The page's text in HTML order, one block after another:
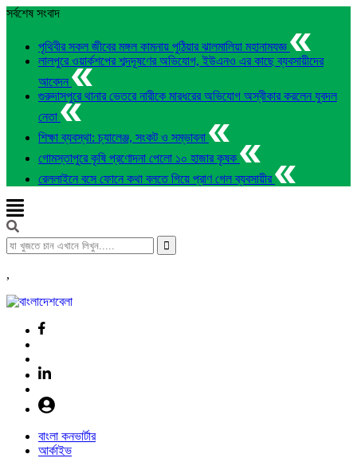
সর্বশেষ সংবাদ
পৃথিবীর সকল জীবের মঙ্গল কামনায় পুঠিয়ার ঝালমালিয়া মহানামযজ্ঞ
লালপুরে ওয়ার্কশপের শব্দদূষণের অভিযোগ, ইউএনও এর কাছে ব্যবসায়ীদের
আবেদন
গুরুদাসপুরে থানার ভেতরে নারীকে মারধরের অভিযোগ অস্বীকার করলেন যুবদল
নেতা
শিক্ষা ব্যবস্থা: চ্যালেঞ্জ, সংকট ও সম্ভাবনা
গোমস্তাপুরে কৃষি প্রণোদনা পেলো ১০ হাজার কৃষক
রেললাইনে বসে ফোনে কথা বলতে গিয়ে প্রাণ গেল ব্যবসায়ীর
,
বাংলা কনভার্টার
আর্কাইভ